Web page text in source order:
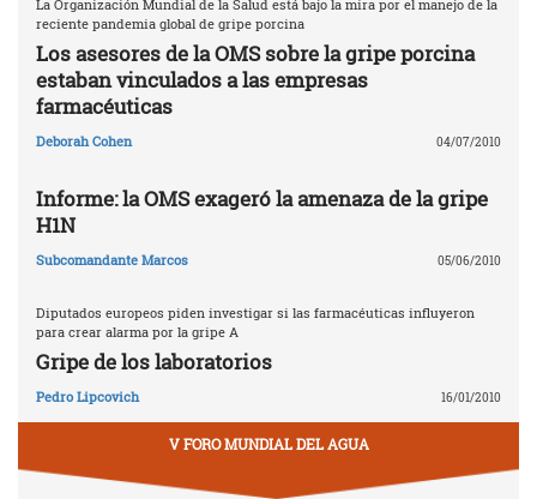
La Organización Mundial de la Salud está bajo la mira por el manejo de la
reciente pandemia global de gripe porcina
Los asesores de la OMS sobre la gripe porcina
estaban vinculados a las empresas
farmacéuticas
Deborah Cohen 04/07/2010
Informe: la OMS exageró la amenaza de la gripe
H1N
Subcomandante Marcos 05/06/2010
Diputados europeos piden investigar si las farmacéuticas influyeron
para crear alarma por la gripe A
Gripe de los laboratorios
Pedro Lipcovich 16/01/2010
V FORO MUNDIAL DEL AGUA